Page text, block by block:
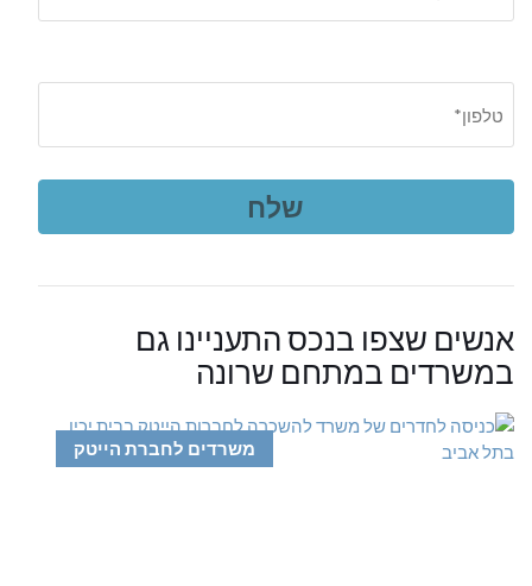
אנשים שצפו בנכס התעניינו גם
במשרדים במתחם שרונה
משרדים לחברת הייטק